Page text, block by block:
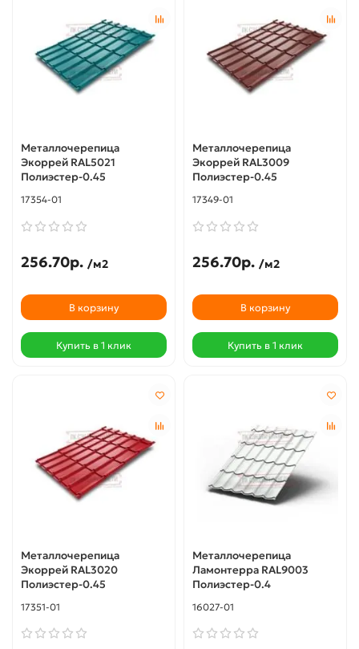
Металлочерепица
Экоррей RAL5021
Полиэстер-0.45
17354-01
256.70р. /м2
В корзину
Купить в 1 клик
Металлочерепица
Экоррей RAL3009
Полиэстер-0.45
17349-01
256.70р. /м2
В корзину
Купить в 1 клик
Металлочерепица
Экоррей RAL3020
Полиэстер-0.45
17351-01
Металлочерепица
Ламонтерра RAL9003
Полиэстер-0.4
16027-01